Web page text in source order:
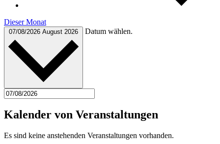
Dieser Monat
07/08/2026 August 2026 Datum wählen.
Kalender von Veranstaltungen
Es sind keine anstehenden Veranstaltungen vorhanden.